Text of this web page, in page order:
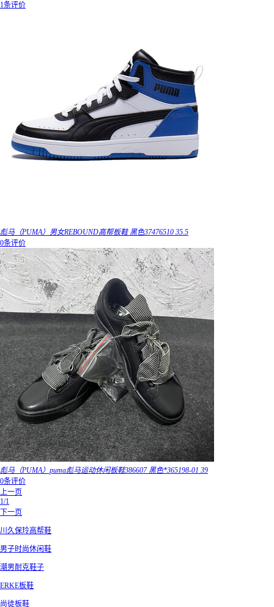
1条评价
彪马（PUMA）男女REBOUND高帮板鞋 黑色37476510 35.5
0条评价
彪马（PUMA）puma彪马运动休闲板鞋386607 黑色*365198-01 39
0条评价
上一页
1/1
下一页
川久保玲高帮鞋
男子时尚休闲鞋
潮男耐克鞋子
ERKE板鞋
尚徒板鞋